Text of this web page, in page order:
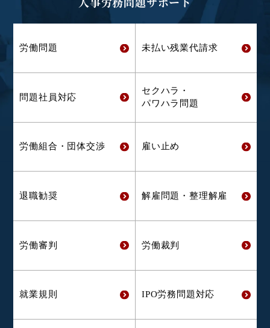
労働問題 未払い残業代請求
問題社員対応
セクハラ・
パワハラ問題
労働組合・ 団体交渉 雇い止め
退職勧奨 解雇問題・ 整理解雇
労働審判 労働裁判
就業規則 IPO労務問題対応